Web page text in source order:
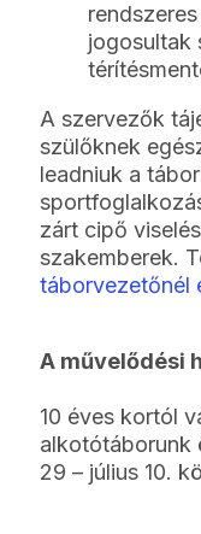
jogosultak
A szervezők
szülőknek
leadniuk a
zárt cipő
szakemberek.
táborvezetőnél
A művelődési
10 éves kortól
alkotótáborunk
29 – július 10.